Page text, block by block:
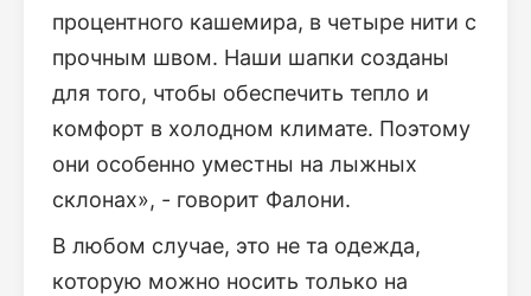
процентного кашемира, в четыре нити с
прочным швом. Наши шапки созданы
для того, чтобы обеспечить тепло и
комфорт в холодном климате. Поэтому
они особенно уместны на лыжных
склонах», - говорит Фалони.
В любом случае, это не та одежда,
которую можно носить только на